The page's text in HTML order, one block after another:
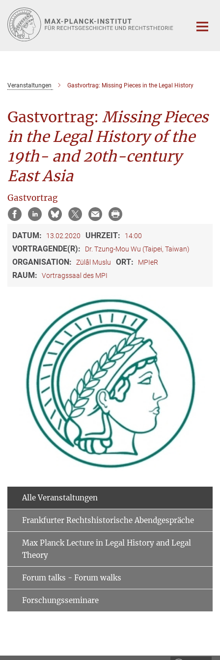
Hauptinhalt
Veranstaltungen Gastvortrag: Missing Pieces in the Legal History
Gastvortrag: Missing Pieces
in the Legal History of the
19th- and 20th-century
East Asia
Gastvortrag
DATUM: 13.02.2020 UHRZEIT: 14:00
VORTRAGENDE(R): Dr. Tzung-Mou Wu (Taipei, Taiwan)
ORGANISATION: Zülâl Muslu ORT: MPIeR
RAUM: Vortragssaal des MPI
Alle Veranstaltungen
Frankfurter Rechtshistorische Abendgespräche
Max Planck Lecture in Legal History and Legal
Theory
Forum talks - Forum walks
Forschungsseminare